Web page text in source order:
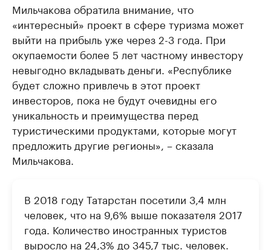
Мильчакова обратила внимание, что
«интересный» проект в сфере туризма может
выйти на прибыль уже через 2-3 года. При
окупаемости более 5 лет частному инвестору
невыгодно вкладывать деньги. «Республике
будет сложно привлечь в этот проект
инвесторов, пока не будут очевидны его
уникальность и преимущества перед
туристическими продуктами, которые могут
предложить другие регионы», – сказала
Мильчакова.
В 2018 году Татарстан посетили 3,4 млн
человек, что на 9,6% выше показателя 2017
года. Количество иностранных туристов
выросло на 24,3% до 345,7 тыс. человек.